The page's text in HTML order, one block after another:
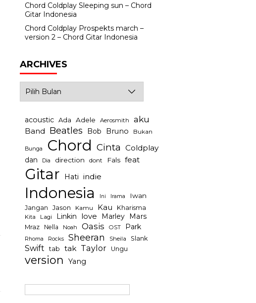
Chord Coldplay Sleeping sun – Chord
Gitar Indonesia
Chord Coldplay Prospekts march –
version 2 – Chord Gitar Indonesia
ARCHIVES
acoustic Ada Adele Aerosmith aku
Band Beatles Bob Bruno Bukan
Bunga Chord Cinta Coldplay
dan Dia direction dont Fals feat
Gitar Hati indie
Indonesia Ini Irama Iwan
Jangan Jason Kamu Kau Kharisma
Kita Lagi Linkin love Marley Mars
Mraz Nella Noah Oasis OST Park
Rhoma Rocks Sheeran Sheila Slank
Swift tab tak Taylor Ungu
version Yang